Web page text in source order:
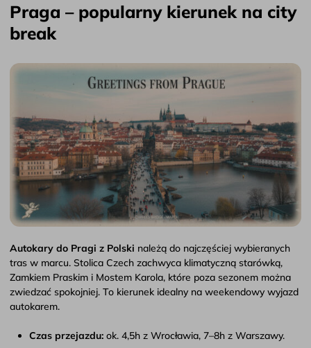
Praga – popularny kierunek na city
break
Autokary do Pragi z Polski należą do najczęściej wybieranych
tras w marcu. Stolica Czech zachwyca klimatyczną starówką,
Zamkiem Praskim i Mostem Karola, które poza sezonem można
zwiedzać spokojniej. To kierunek idealny na weekendowy wyjazd
autokarem.
Czas przejazdu: ok. 4,5h z Wrocławia, 7–8h z Warszawy.